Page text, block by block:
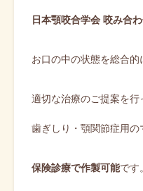
日本顎咬合学会 咬み合
お口の中の状態を総合的
適切な治療のご提案を行
歯ぎしり・顎関節症用の
保険診療で作製可能です。